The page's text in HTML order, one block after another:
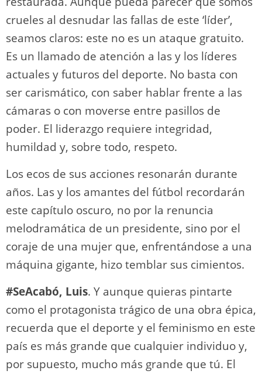
crueles al desnudar las fallas de este ‘líder’,
seamos claros: este no es un ataque gratuito.
Es un llamado de atención a las y los líderes
actuales y futuros del deporte. No basta con
ser carismático, con saber hablar frente a las
cámaras o con moverse entre pasillos de
poder. El liderazgo requiere integridad,
humildad y, sobre todo, respeto.
Los ecos de sus acciones resonarán durante
años. Las y los amantes del fútbol recordarán
este capítulo oscuro, no por la renuncia
melodramática de un presidente, sino por el
coraje de una mujer que, enfrentándose a una
máquina gigante, hizo temblar sus cimientos.
#SeAcabó, Luis. Y aunque quieras pintarte
como el protagonista trágico de una obra épica,
recuerda que el deporte y el feminismo en este
país es más grande que cualquier individuo y,
por supuesto, mucho más grande que tú. El